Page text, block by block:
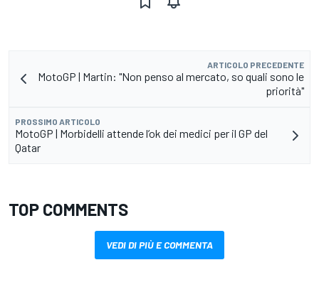
ARTICOLO PRECEDENTE
MotoGP | Martin: "Non penso al mercato, so quali sono le
priorità"
PROSSIMO ARTICOLO
MotoGP | Morbidelli attende l’ok dei medici per il GP del
Qatar
TOP COMMENTS
VEDI DI PIÙ E COMMENTA